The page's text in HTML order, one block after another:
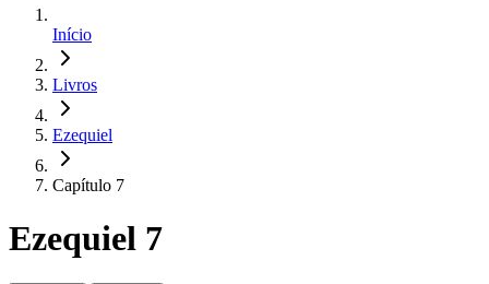
Início
Livros
Ezequiel
Capítulo 7
Ezequiel 7